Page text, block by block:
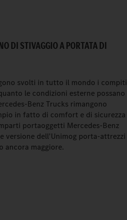
DI STIVAGGIO A PORTATA DI
svolti in tutto il mondo i compiti
le condizioni esterne possano
Benz Trucks rimangono
in fatto di comfort e di sicurezza
portaoggetti Mercedes-Benz
versione dell'Unimog porta-attrezzi
ancora maggiore.